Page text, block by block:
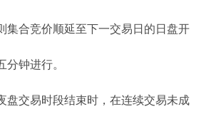
集合竞价顺延至下一交易日的日盘开
分钟进行。
交易时段结束时，在连续交易未成